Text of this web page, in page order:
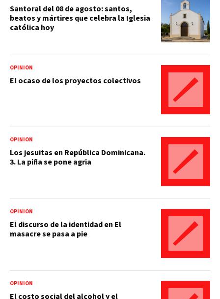
Santoral del 08 de agosto: santos,
beatos y mártires que celebra la Iglesia
católica hoy
OPINIÓN
El ocaso de los proyectos colectivos
OPINIÓN
Los jesuitas en República Dominicana.
3. La piña se pone agria
OPINIÓN
El discurso de la identidad en El
masacre se pasa a pie
OPINIÓN
El costo social del alcohol y el